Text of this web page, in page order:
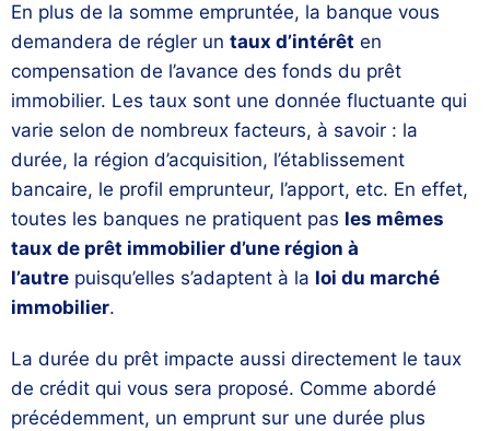
En plus de la somme empruntée, la banque vous
demandera de régler un taux d’intérêt en
compensation de l’avance des fonds du prêt
immobilier. Les taux sont une donnée fluctuante qui
varie selon de nombreux facteurs, à savoir : la
durée, la région d’acquisition, l’établissement
bancaire, le profil emprunteur, l’apport, etc. En effet,
toutes les banques ne pratiquent pas les mêmes
taux de prêt immobilier d’une région à
l’autre puisqu’elles s’adaptent à la loi du marché
immobilier.
La durée du prêt impacte aussi directement le taux
de crédit qui vous sera proposé. Comme abordé
précédemment, un emprunt sur une durée plus